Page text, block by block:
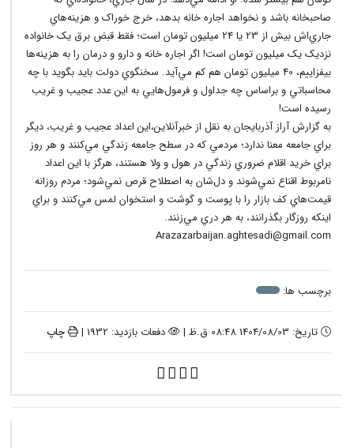
صاحبخانه باشد و نخواهد اجاره خانه بدهد، خرج خوراک و هزينه‌هاي
جاري‌اش بيش از 23 يا 24 ميليون تومان است؛ فقط قبض برق يک خانواده
نزديک يک ميليون تومان است! اگر اجاره خانه و دارو و درمان را به هزينه‌ها
بيفزاييم، 40 ميليون تومان هم کم مي‌آيد. سخنگوي دولت بايد بگويد با چه
محاسباتي و براساس چه جداول و فرمول‌هايي به اين عدد عجيب و غريب
رسيده است!
به گزارش آراز آذربايجان به نقل از خبرآنلاين،اين اعداد عجيب و غريب، ديگر
براي جامعه معنا ندارد؛ مردمي که در سطح جامعه زندگي مي‌کنند و هر روز
براي خريد اقلام ضروري زندگي در هول و ولا هستند، هرگز با اين اعداد
نامربوط اقناع نمي‌شوند و دل‌شان به اصطلاح قرص نمي‌شود؛ مردم روزانه
قيمت‌هاي کف بازار را با پوست و گوشت و استخوان لمس مي‌کنند و براي
اينکه روزگار بگذرانند، به هر دري مي‌زنند.
Arazazarbaijan.aghtesadi@gmail.com
برچسب ها:
تاریخ: 1404/08/03 08:48 ق.ظ | دفعات بازدید: 1932 | چاپ